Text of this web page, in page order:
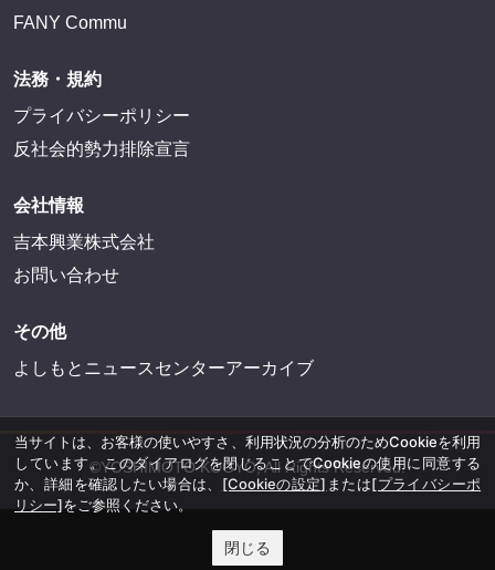
FANY Commu
法務・規約
プライバシーポリシー
反社会的勢力排除宣言
会社情報
吉本興業株式会社
お問い合わせ
その他
よしもとニュースセンターアーカイブ
©YOSHIMOTO KOGYO, All Rights Reserved.
当サイトは、お客様の使いやすさ、利用状況の分析のためCookieを利用
しています。このダイアログを閉じることでCookieの使用に同意する
か、詳細を確認したい場合は、 [Cookieの設定] または[プライバシーポ
リシー]をご参照ください。
閉じる